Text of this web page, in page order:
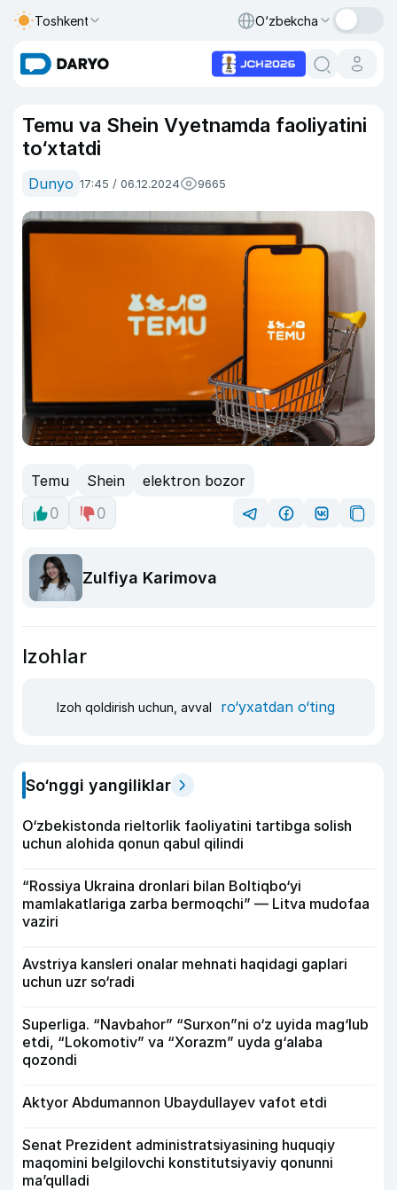
Toshkent O‘zbekcha
Temu va Shein Vyetnamda faoliyatini
to‘xtatdi
Dunyo 17:45 / 06.12.2024 9665
Temu Shein
elektron bozor
0
0
Zulfiya Karimova
Izohlar
Izoh qoldirish uchun, avval ro‘yxatdan o‘ting
So‘nggi yangiliklar
O‘zbekistonda rieltorlik faoliyatini tartibga solish
uchun alohida qonun qabul qilindi
“Rossiya Ukraina dronlari bilan Boltiqbo‘yi
mamlakatlariga zarba bermoqchi” — Litva mudofaa
vaziri
Avstriya kansleri onalar mehnati haqidagi gaplari
uchun uzr so‘radi
Superliga. “Navbahor” “Surxon”ni o‘z uyida mag‘lub
etdi, “Lokomotiv” va “Xorazm” uyda g‘alaba
qozondi
Aktyor Abdu­mannon Ubaydullayev vafot etdi
Senat Prezident administratsiyasining huquqiy
maqomini belgilovchi konstitutsiyaviy qonunni
ma’qulladi